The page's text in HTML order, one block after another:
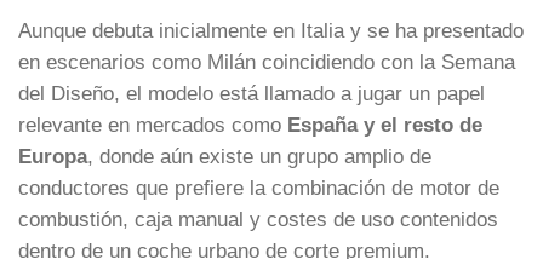
Aunque debuta inicialmente en Italia y se ha presentado
en escenarios como Milán coincidiendo con la Semana
del Diseño, el modelo está llamado a jugar un papel
relevante en mercados como España y el resto de
Europa, donde aún existe un grupo amplio de
conductores que prefiere la combinación de motor de
combustión, caja manual y costes de uso contenidos
dentro de un coche urbano de corte premium.